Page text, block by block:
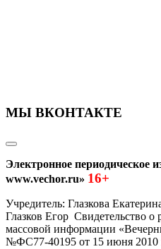
МЫ ВКОНТАКТЕ
Электронное периодическое
www.vechor.ru» 16+
Учредитель: Глазкова
Глазков Егор Свидетельство о
массовой информации
№ФС77-40195 от 15 июня 2010